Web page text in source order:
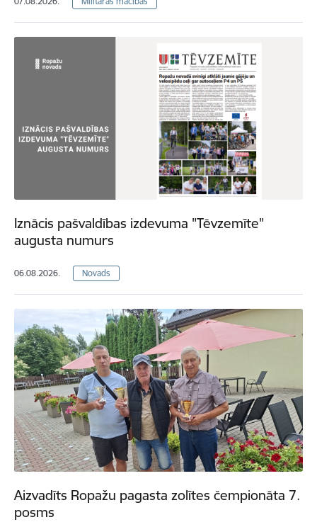
Iznācis pašvaldības izdevuma "Tēvzemīte"
augusta numurs
06.08.2026. Novads
Aizvadīts Ropažu pagasta zolītes čempionāta 7.
posms